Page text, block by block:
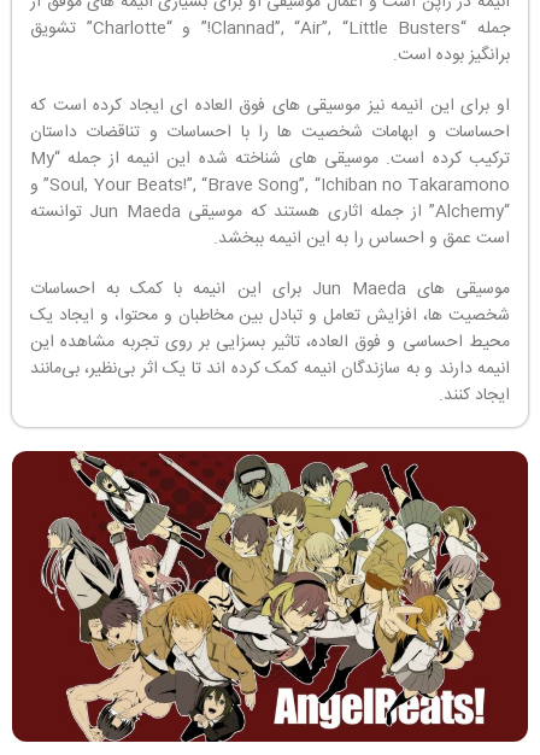
جمله “Clannad”, “Air”, “Little Busters!” و “Charlotte” تشویق
برانگیز بوده است.
او برای این انیمه نیز موسیقی های فوق العاده ای ایجاد کرده است که
احساسات و ابهامات شخصیت ها را با احساسات و تناقضات داستان
ترکیب کرده است. موسیقی های شناخته شده این انیمه از جمله “My
Soul, Your Beats!”, “Brave Song”, “Ichiban no Takaramono” و
“Alchemy” از جمله اثاری هستند که موسیقی Jun Maeda توانسته
است عمق و احساس را به این انیمه ببخشد.
موسیقی های Jun Maeda برای این انیمه با کمک به احساسات
شخصیت ها، افزایش تعامل و تبادل بین مخاطبان و محتوا، و ایجاد یک
محیط احساسی و فوق العاده، تاثیر بسزایی بر روی تجربه مشاهده این
انیمه دارند و به سازندگان انیمه کمک کرده اند تا یک اثر بی‌نظیر، بی‌مانند
ایجاد کنند.